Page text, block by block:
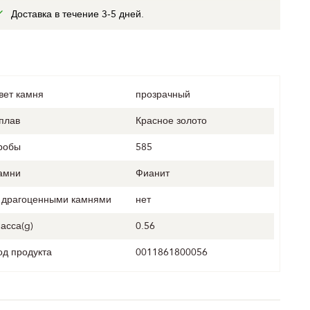
Доставка в течение 3-5 дней.
камня
прозрачный
Красное золото
585
Фианит
камнями
нет
0.56
продукта
0011861800056